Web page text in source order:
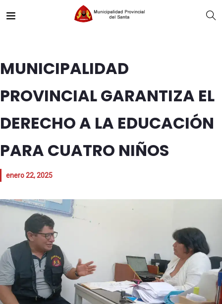
MUNICIPALIDAD
PROVINCIAL GARANTIZA EL
DERECHO A LA EDUCACIÓN
PARA CUATRO NIÑOS
enero 22, 2025